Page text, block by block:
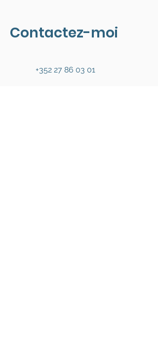
Contactez-moi
+352 27 86 03 01